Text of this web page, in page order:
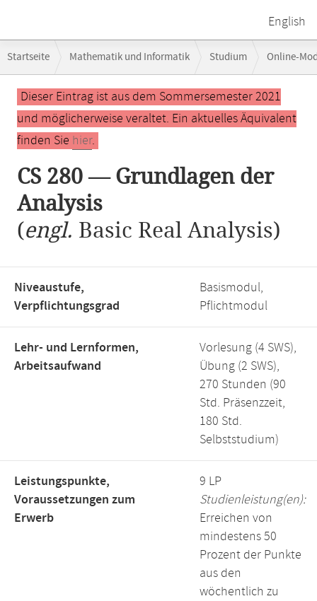
English
Navigation
Startseite Mathematik und Informatik Studium Online-
Hauptinhalt
Dieser Eintrag ist aus dem Sommersemester 2021
und möglicherweise veraltet. Ein aktuelles Äquivalent
finden Sie hier.
CS 280 — Grundlagen der
Analysis
(engl. Basic Real Analysis)
Niveaustufe,
Verpflichtungsgrad
Basismodul,
Pflichtmodul
Lehr- und Lernformen,
Arbeitsaufwand
Vorlesung (4 SWS),
Übung (2 SWS),
270 Stunden (90
Std. Präsenzzeit,
180 Std.
Selbststudium)
Leistungspunkte,
Voraussetzungen zum
Erwerb
9 LP
Studienleistung(en):
Erreichen von
mindestens 50
Prozent der Punkte
aus den
wöchentlich zu